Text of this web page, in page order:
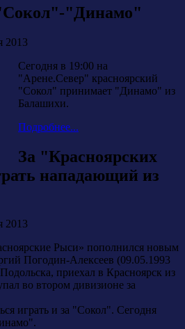
"Динамо"
2013
Сегодня в 19:00 на
"Арене.Север" красноярский
"Сокол" принимает "Динамо" из
Балашихи.
Подробнее...
За "Красноярских
нападающий из
2013
Рыси» пополнился новым
Погодин-Алексеев (09.05.1993
приехал в Красноярск из
во втором дивизионе за
играть и за "Сокол". Сегодня